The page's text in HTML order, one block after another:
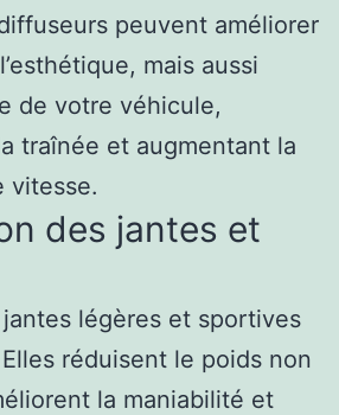
peuvent améliorer
mais aussi
de votre véhicule,
traînée et augmentant la
vitesse.
des jantes et
légères et sportives
réduisent le poids non
la maniabilité et